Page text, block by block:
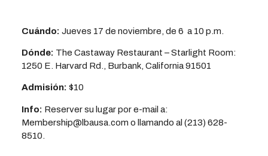
Cuándo: Jueves 17 de noviembre, de 6 a 10 p.m.
Dónde: The Castaway Restaurant – Starlight Room:
1250 E. Harvard Rd., Burbank, California 91501
Admisión: $10
Info: Reserver su lugar por e-mail a:
Membership@lbausa.com o llamando al (213) 628-
8510.